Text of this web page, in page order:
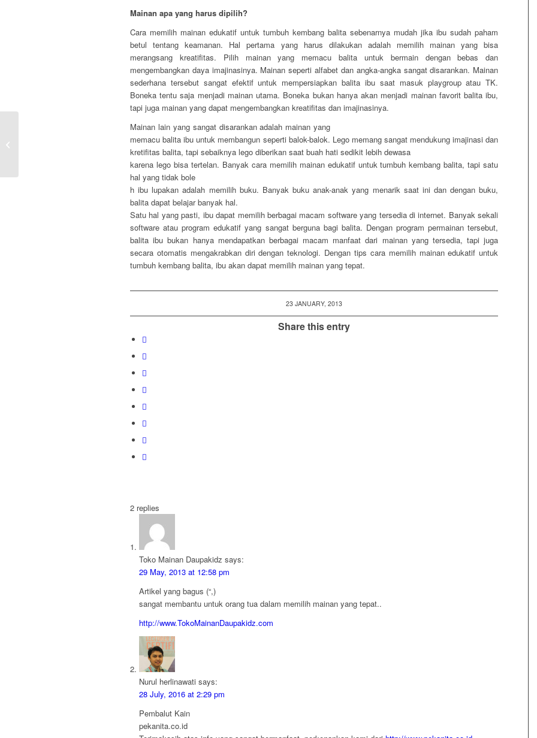
Mainan apa yang harus dipilih?
Cara memilih mainan edukatif untuk tumbuh kembang balita sebenarnya mudah jika ibu sudah paham
betul tentang keamanan. Hal pertama yang harus dilakukan adalah memilih mainan yang bisa
merangsang kreatifitas. Pilih mainan yang memacu balita untuk bermain dengan bebas dan
mengembangkan daya imajinasinya. Mainan seperti alfabet dan angka-angka sangat disarankan. Mainan
sederhana tersebut sangat efektif untuk mempersiapkan balita ibu saat masuk playgroup atau TK.
Boneka tentu saja menjadi mainan utama. Boneka bukan hanya akan menjadi mainan favorit balita ibu,
tapi juga mainan yang dapat mengembangkan kreatifitas dan imajinasinya.
Mainan lain yang sangat disarankan adalah mainan yang
memacu balita ibu untuk membangun seperti balok-balok. Lego memang sangat mendukung imajinasi dan
kretifitas balita, tapi sebaiknya lego diberikan saat buah hati sedikit lebih dewasa
karena lego bisa tertelan. Banyak cara memilih mainan edukatif untuk tumbuh kembang balita, tapi satu
hal yang tidak bole
h ibu lupakan adalah memilih buku. Banyak buku anak-anak yang menarik saat ini dan dengan buku,
balita dapat belajar banyak hal.
Satu hal yang pasti, ibu dapat memilih berbagai macam software yang tersedia di internet. Banyak sekali
software atau program edukatif yang sangat berguna bagi balita. Dengan program permainan tersebut,
balita ibu bukan hanya mendapatkan berbagai macam manfaat dari mainan yang tersedia, tapi juga
secara otomatis mengakrabkan diri dengan teknologi. Dengan tips cara memilih mainan edukatif untuk
tumbuh kembang balita, ibu akan dapat memilih mainan yang tepat.
23 JANUARY, 2013
Share this entry
2 replies
Toko Mainan Daupakidz says:
29 May, 2013 at 12:58 pm
Artikel yang bagus (“,)
sangat membantu untuk orang tua dalam memilih mainan yang tepat..
http://www.TokoMainanDaupakidz.com
Nurul herlinawati says:
28 July, 2016 at 2:29 pm
Pembalut Kain
pekanita.co.id
Metode Pengajaran Kreatif untuk